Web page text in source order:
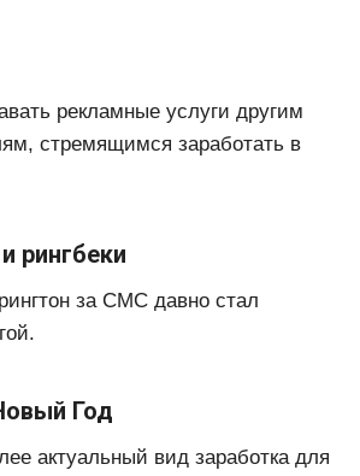
рекламные услуги другим
стремящимся заработать в
рингбеки
за СМС давно стал
Год
актуальный вид заработка для